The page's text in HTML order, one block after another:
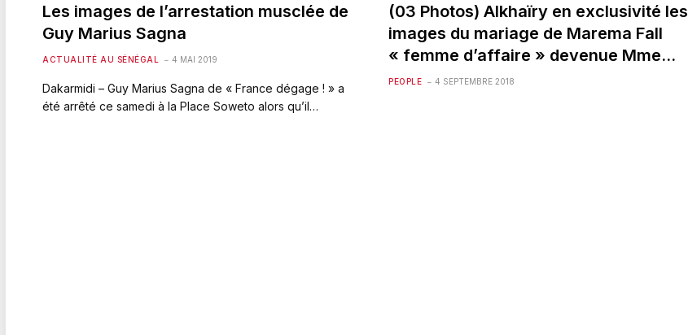
Les images de l’arrestation musclée de
Guy Marius Sagna
ACTUALITÉ AU SÉNÉGAL 4 MAI 2019
Dakarmidi – Guy Marius Sagna de « France dégage ! » a
été arrêté ce samedi à la Place Soweto alors qu’il…
(03 Photos) Alkhaïry en exclusivité les
images du mariage de Marema Fall
« femme d’affaire » devenue Mme…
PEOPLE 4 SEPTEMBRE 2018